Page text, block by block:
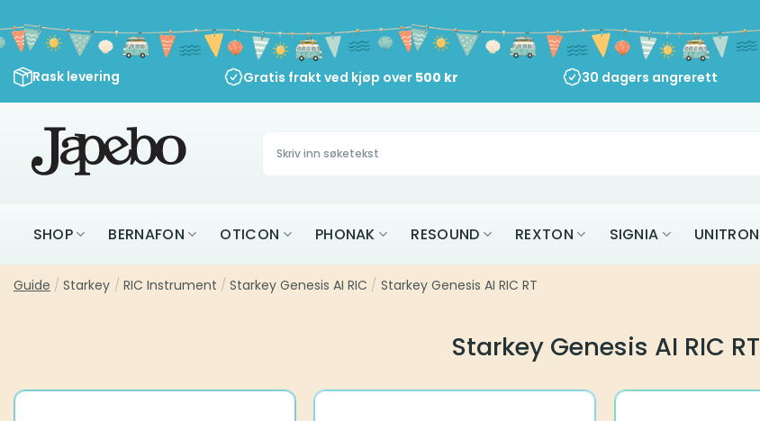
to
content
Rask levering Gratis frakt ved kjøp over 500 kr 30 dagers angrerett
Søk
etter:
SHOP BERNAFON OTICON PHONAK RESOUND REXTON SIGNIA UNITRON
Guide / Starkey / RIC Instrument / Starkey Genesis AI RIC / Starkey Genesis AI RIC RT
Starkey Genesis AI RIC RT